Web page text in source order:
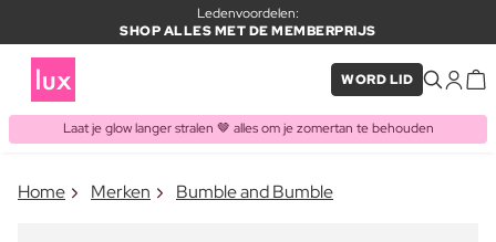
Ledenvoordelen:
SHOP ALLES MET DE MEMBERPRIJS
WORD LID
Laat je glow langer stralen 🤎 alles om je zomertan te behouden
ITEM TOEGEVOEGD AAN
Home Merken Bumble and Bumble